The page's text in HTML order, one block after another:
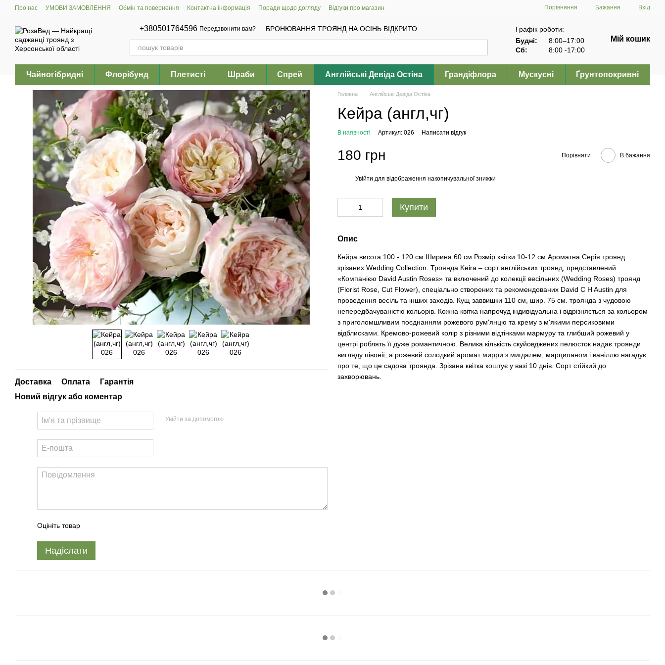
Перейти до основного контенту
Про нас УМОВИ ЗАМОВЛЕННЯ Обмін та повернення Контактна інформація Поради щодо догляду Відгуки про магазин Порівняння Бажання Вхід
+380501764596 Передзвонити вам? БРОНЮВАННЯ ТРОЯНД НА ОСІНЬ ВІДКРИТО
Графік роботи:
Будні:
8:00–17:00
Сб:
8:00 -17:00
Мій кошик
Чайногібридні Флорібунд Плетисті Шраби Спрей Англійські Девіда Остіна Грандіфлора Мускусні Ґрунтопокривні
Доставка Оплата
Гарантія
Новий відгук або коментар
Увійти за допомогою
Оцініть товар
Надіслати
Головна Англійські Девіда Остіна
Кейра (англ,чг)
В наявності Артикул: 026 Написати відгук
180 грн Порівняти В бажання
Увійти для відображення накопичувальної знижки
Купити
Опис
Кейра висота 100 - 120 см Ширина 60 см Розмір квітки 10-12 см Ароматна Серія троянд
зрізаних Wedding Collection. Троянда Keira – сорт англійських троянд, представлений
«Компанією David Austin Roses» та включений до колекції весільних (Wedding Roses) троянд
(Florist Rose, Cut Flower), спеціально створених та рекомендованих David C H Austin для
проведення весіль та інших заходів. Кущ заввишки 110 см, шир. 75 см. троянда з чудовою
непередбачуваністю кольорів. Кожна квітка напрочуд індивідуальна і відрізняється за кольором
з приголомшливим поєднанням рожевого рум'янцю та крему з м'якими персиковими
відблисками. Кремово-рожевий колір з різними відтінками мармуру та глибший рожевий у
центрі роблять її дуже романтичною. Велика кількість скуйовджених пелюсток надає троянди
вигляду півонії, а рожевий солодкий аромат мирри з мигдалем, марципаном і ваніллю нагадує
про те, що це садова троянда. Зрізана квітка коштує у вазі 10 днів. Сорт стійкий до
захворювань.